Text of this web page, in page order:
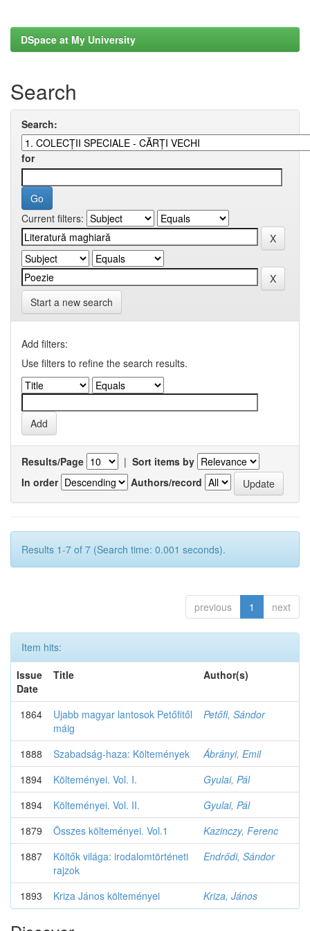
DSpace at My University
Search
Search:
for
Current filters:
Start a new search
Add filters:
Use filters to refine the search results.
Results/Page | Sort items by
In order
Authors/record
Results 1-7 of 7 (Search time: 0.001 seconds).
previous 1 next
Item hits:
Issue
Date
Title Author(s)
1864
Ujabb magyar lantosok Petőfitől
máig
Petőfi, Sándor
1888 Szabadság-haza: Költemények
Ábrányi, Emil
1894
Költeményei. Vol. I.
Gyulai, Pál
1894
Költeményei. Vol. II.
Gyulai, Pál
1879
Összes költeményei. Vol.1
Kazinczy, Ferenc
1887
Költők világa: irodalomtörténeti
rajzok
Endrődi, Sándor
1893 Kriza János költeményei Kriza, János